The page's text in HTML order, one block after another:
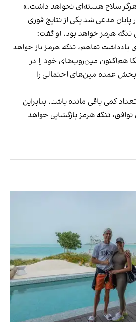
هرگز سلاح هسته‌ای نخواهد داشت.»
مدعی شد یکی از نتایج فوری
تنگه هرمز خواهد بود. او گفت:
یادداشت تفاهم، تنگه هرمز باز خواهد
هم‌اکنون مین‌روب‌های خود را در
عمده مین‌های احتمالی را
کمی باقی مانده باشد. بنابراین
تنگه هرمز بازگشایی خواهد